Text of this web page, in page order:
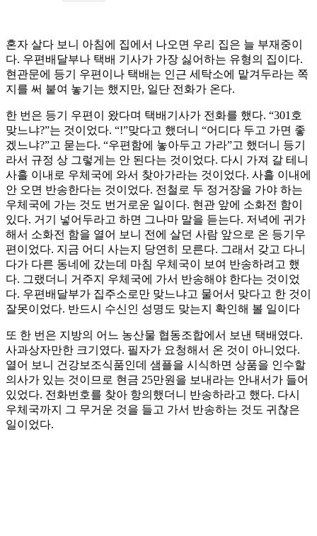
혼자 살다 보니 아침에 집에서 나오면 우리 집은 늘 부재중이
다. 우편배달부나 택배 기사가 가장 싫어하는 유형의 집이다.
현관문에 등기 우편이나 택배는 인근 세탁소에 맡겨두라는 쪽
지를 써 붙여 놓기는 했지만, 일단 전화가 온다.
한 번은 등기 우편이 왔다며 택배기사가 전화를 했다. “301호
맞느냐?”는 것이었다. “!”맞다고 했더니 “어디다 두고 가면 좋
겠느냐?”고 묻는다. “우편함에 놓아두고 가라”고 했더니 등기
라서 규정 상 그렇게는 안 된다는 것이었다. 다시 가져 갈 테니
사흘 이내로 우체국에 와서 찾아가라는 것이었다. 사흘 이내에
안 오면 반송한다는 것이었다. 전철로 두 정거장을 가야 하는
우체국에 가는 것도 번거로운 일이다. 현관 앞에 소화전 함이
있다. 거기 넣어두라고 하면 그나마 말을 듣는다. 저녁에 귀가
해서 소화전 함을 열어 보니 전에 살던 사람 앞으로 온 등기우
편이었다. 지금 어디 사는지 당연히 모른다. 그래서 갖고 다니
다가 다른 동네에 갔는데 마침 우체국이 보여 반송하려고 했
다. 그랬더니 거주지 우체국에 가서 반송해야 한다는 것이었
다. 우편배달부가 집주소로만 맞느냐고 물어서 맞다고 한 것이
잘못이었다. 반드시 수신인 성명도 맞는지 확인해 볼 일이다
또 한 번은 지방의 어느 농산물 협동조합에서 보낸 택배였다.
사과상자만한 크기였다. 필자가 요청해서 온 것이 아니었다.
열어 보니 건강보조식품인데 샘플을 시식하면 상품을 인수할
의사가 있는 것이므로 현금 25만원을 보내라는 안내서가 들어
있었다. 전화번호를 찾아 항의했더니 반송하라고 했다. 다시
우체국까지 그 무거운 것을 들고 가서 반송하는 것도 귀찮은
일이었다.